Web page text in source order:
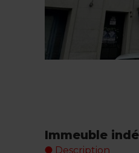
Immeuble
Description